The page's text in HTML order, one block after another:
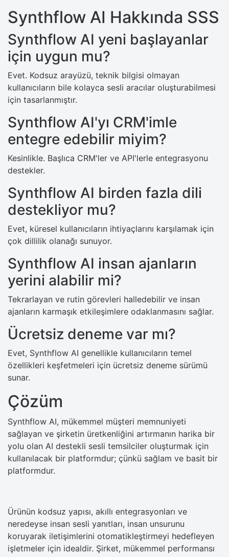
Synthflow AI Hakkında SSS
Synthflow AI yeni başlayanlar
için uygun mu?
Evet. Kodsuz arayüzü, teknik bilgisi olmayan
kullanıcıların bile kolayca sesli aracılar oluşturabilmesi
için tasarlanmıştır.
Synthflow AI'yı CRM'imle
entegre edebilir miyim?
Kesinlikle. Başlıca CRM'ler ve API'lerle entegrasyonu
destekler.
Synthflow AI birden fazla dili
destekliyor mu?
Evet, küresel kullanıcıların ihtiyaçlarını karşılamak için
çok dillilik olanağı sunuyor.
Synthflow AI insan ajanların
yerini alabilir mi?
Tekrarlayan ve rutin görevleri halledebilir ve insan
ajanların karmaşık etkileşimlere odaklanmasını sağlar.
Ücretsiz deneme var mı?
Evet, Synthflow AI genellikle kullanıcıların temel
özellikleri keşfetmeleri için ücretsiz deneme sürümü
sunar.
Çözüm
Synthflow​‍​‌‍​‍‌ AI, mükemmel müşteri memnuniyeti
sağlayan ve şirketin üretkenliğini artırmanın harika bir
yolu olan AI destekli sesli temsilciler oluşturmak için
kullanılacak bir platformdur; çünkü sağlam ve basit bir
platformdur.
Ürünün kodsuz yapısı, akıllı entegrasyonları ve
neredeyse insan sesli yanıtları, insan unsurunu
koruyarak iletişimlerini otomatikleştirmeyi hedefleyen
işletmeler için idealdir. Şirket, mükemmel performansı